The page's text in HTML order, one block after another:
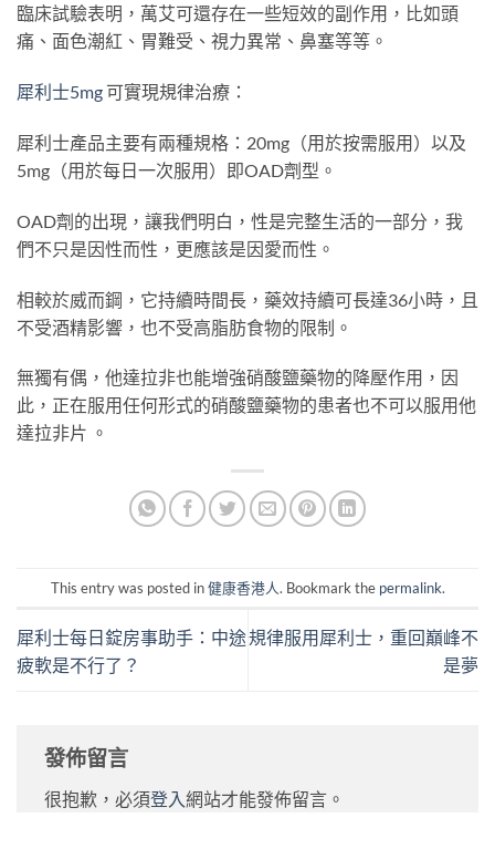
臨床試驗表明，萬艾可還存在一些短效的副作用，比如頭
痛、面色潮紅、胃難受、視力異常、鼻塞等等。
犀利士5mg 可實現規律治療：
犀利士產品主要有兩種規格：20mg（用於按需服用）以及
5mg（用於每日一次服用）即OAD劑型。
OAD劑的出現，讓我們明白，性是完整生活的一部分，我
們不只是因性而性，更應該是因愛而性。
相較於威而鋼，它持續時間長，藥效持續可長達36小時，且
不受酒精影響，也不受高脂肪食物的限制。
無獨有偶，他達拉非也能增強硝酸鹽藥物的降壓作用，因
此，正在服用任何形式的硝酸鹽藥物的患者也不可以服用他
達拉非片 。
This entry was posted in健康香港人. Bookmark the permalink.
犀利士每日錠房事助手：中途
疲軟是不行了？
規律服用犀利士，重回巔峰不
是夢
發佈留言
很抱歉，必須登入網站才能發佈留言。